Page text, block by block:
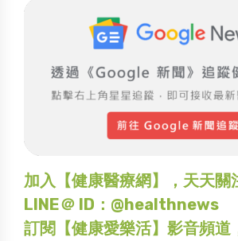
加入【健康醫療網】，天天關
LINE＠ ID：@healthnews
訂閱【健康愛樂活】影音頻道